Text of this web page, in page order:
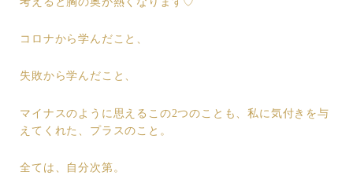
コロナから学んだこと、
失敗から学んだこと、
マイナスのように思えるこの2つのことも、私に気付きを与
えてくれた、プラスのこと。
全ては、自分次第。